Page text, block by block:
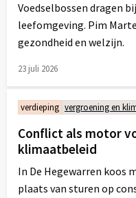
Voedselbossen dragen
leefomgeving. Pim
gezondheid en welzijn.
23 juli 2026
meer
over
verdieping vergroening en
Conflict als motor
klimaatbeleid
In De Hegewarren koos
plaats van sturen op